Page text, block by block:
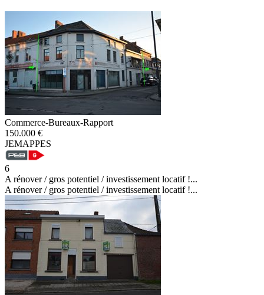
Commerce-Bureaux-Rapport
150.000 €
JEMAPPES
6
A rénover / gros potentiel / investissement locatif !...
A rénover / gros potentiel / investissement locatif !...